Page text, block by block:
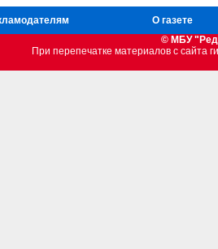
О газете
© МБУ
При перепечатке материалов c сайта